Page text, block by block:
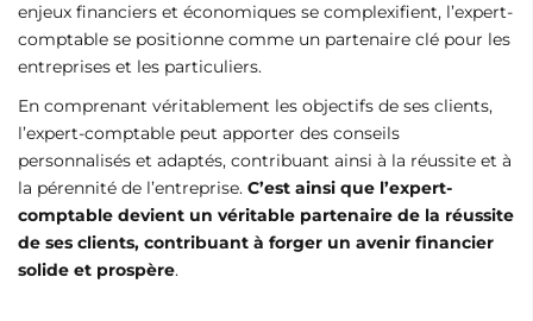
enjeux financiers et économiques se complexifient, l’expert-
comptable se positionne comme un partenaire clé pour les
entreprises et les particuliers.
En comprenant véritablement les objectifs de ses clients,
l’expert-comptable peut apporter des conseils
personnalisés et adaptés, contribuant ainsi à la réussite et à
la pérennité de l’entreprise. C’est ainsi que l’expert-
comptable devient un véritable partenaire de la réussite
de ses clients, contribuant à forger un avenir financier
solide et prospère.